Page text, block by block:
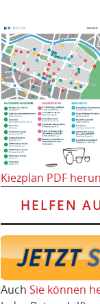
Kiezplan PDF
HELFEN
Auch Sie können